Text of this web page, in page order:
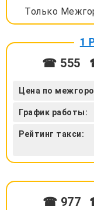
Только
1
☎ 555
Цена по
График работы:
Рейтинг такси:
☎ 977